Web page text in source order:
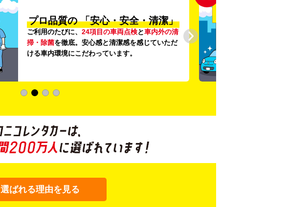
プロ品質の 「安心・安全・清潔」
ご利用のたびに、 24項目の車両点検と車内外の清
掃・除菌を徹底。安心感と清潔感を感じていただ
ける車内環境にこだわっています。
選ばれる理由を見る